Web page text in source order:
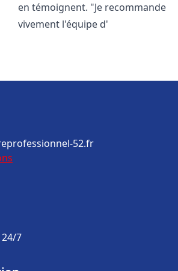
en témoignent. "Je recommande
vivement l'équipe d'
52.fr
7